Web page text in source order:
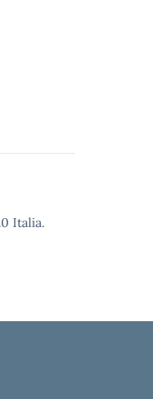
Italia.